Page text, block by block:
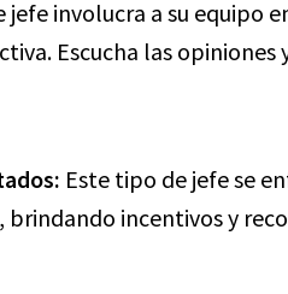
jefe involucra a su equipo
Escucha las opiniones
: Este tipo de jefe se
brindando incentivos y